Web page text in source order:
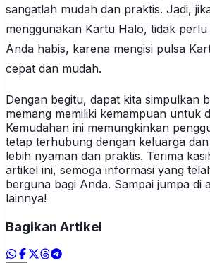
sangatlah mudah dan praktis. Jadi,
menggunakan Kartu Halo, tidak
Anda habis, karena mengisi pulsa
cepat dan mudah.
Dengan begitu, dapat kita simpulkan
memang memiliki kemampuan untuk
Kemudahan ini memungkinkan
tetap terhubung dengan keluarga
lebih nyaman dan praktis. Terima
artikel ini, semoga informasi yang
berguna bagi Anda. Sampai jumpa di
lainnya!
Bagikan Artikel